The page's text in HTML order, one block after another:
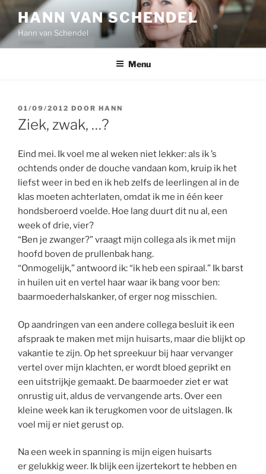
Ga
de
inhoud
HANN VAN SCHENDEL
Hann van Schendel
Menu
GEPLAATST
OP
01/09/2012 DOOR HANN
Ziek, zwak, …?
Eind mei. Ik voel me al weken niet lekker: als ik ’s
ochtends onder de douche vandaan kom, kruip ik het
liefst weer in bed en ik heb zelfs de leerlingen al in de
klas moeten achterlaten, omdat ik me in één keer
hondsberoerd voelde. Hoe lang duurt dit nu al, een
week of drie, vier?
“Ben je zwanger?” vraagt mijn collega als ik met mijn
hoofd boven de prullenbak hang.
“Onmogelijk,” antwoord ik: “ik heb een spiraal.” Ik barst
in huilen uit en vertel haar waar ik bang voor ben:
baarmoederhalskanker, of erger nog misschien.
Op aandringen van een andere collega besluit ik een
afspraak te maken met mijn huisarts, maar die blijkt op
vakantie te zijn. Op het spreekuur bij haar vervanger
vertel over mijn klachten, er wordt bloed geprikt en
een uitstrijkje gemaakt. De baarmoeder ziet er wat
onrustig uit, aldus de vervangende arts. Over een
kleine week kan ik terugkomen voor de uitslagen. Ik
voel mij er niet gerust op.
Na een week in spanning is mijn eigen huisarts
er gelukkig weer. Ik blijk een ijzertekort te hebben en